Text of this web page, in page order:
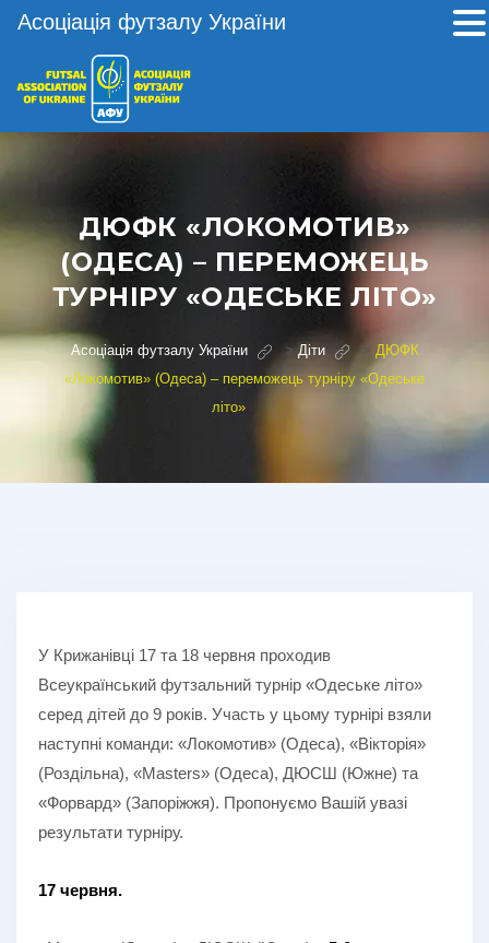
ДЮФК «ЛОКОМОТИВ»
(ОДЕСА) – ПЕРЕМОЖЕЦЬ
ТУРНІРУ «ОДЕСЬКЕ ЛІТО»
Асоціація футзалу України >Діти > ДЮФК
«Локомотив» (Одеса) – переможець турніру «Одеське
літо»
У Крижанівці 17 та 18 червня проходив
Всеукраїнський футзальний турнір «Одеське літо»
серед дітей до 9 років. Участь у цьому турнірі взяли
наступні команди: «Локомотив» (Одеса), «Вікторія»
(Роздільна), «Masters» (Одеса), ДЮСШ (Южне) та
«Форвард» (Запоріжжя). Пропонуємо Вашій увазі
результати турніру.
17 червня.
Асоціація футзалу України